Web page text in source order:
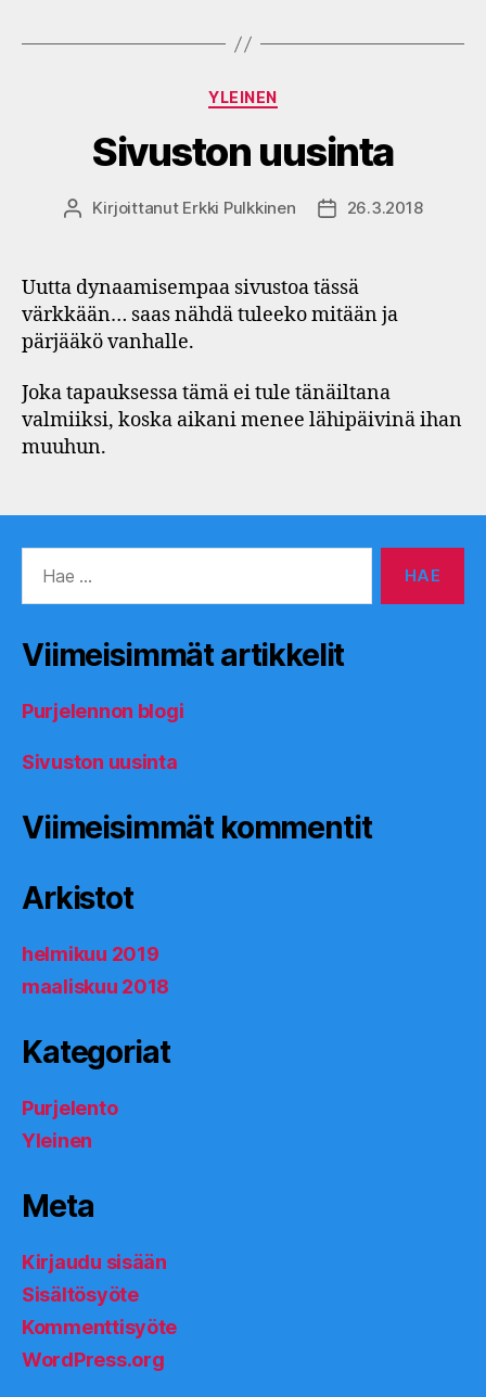
Kategoriat
YLEINEN
Sivuston uusinta
Kirjoittaja
Kirjoittanut Erkki Pulkkinen Julkaisupäivämäärä
26.3.2018
Uutta dynaamisempaa sivustoa tässä
värkkään… saas nähdä tuleeko mitään ja
pärjääkö vanhalle.
Joka tapauksessa tämä ei tule tänäiltana
valmiiksi, koska aikani menee lähipäivinä ihan
muuhun.
Viimeisimmät artikkelit
Purjelennon blogi
Sivuston uusinta
Viimeisimmät kommentit
Arkistot
helmikuu 2019
maaliskuu 2018
Kategoriat
Purjelento
Yleinen
Meta
Kirjaudu sisään
Sisältösyöte
Kommenttisyöte
WordPress.org